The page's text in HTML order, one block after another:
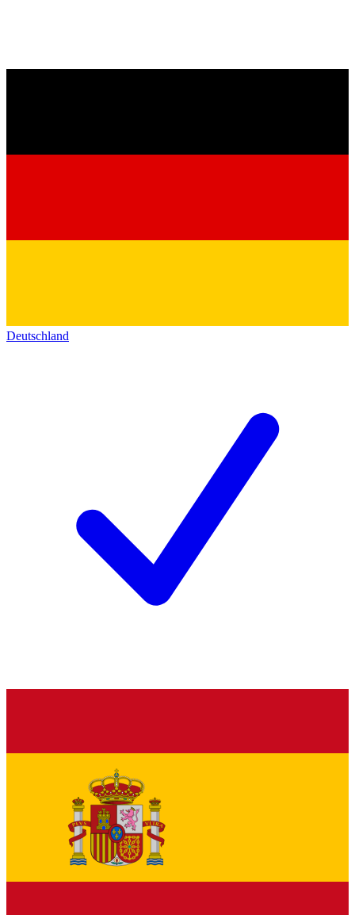
Deutschland